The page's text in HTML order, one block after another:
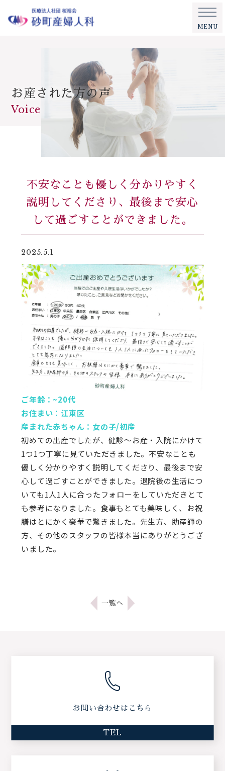
MENU
お産された方の声
Voice
不安なことも優しく分かりやすく
説明してくださり、最後まで安心
して過ごすことができました。
2025.5.1
ご年齢：~20代
お住まい：江東区
産まれた赤ちゃん：女の子/初産
初めての出産でしたが、健診〜お産・入院にかけて
1つ1つ丁寧に見ていただきました。不安なことも
優しく分かりやすく説明してくださり、最後まで安
心して過ごすことができました。退院後の生活につ
いても1人1人に合ったフォローをしていただきとて
も参考になりました。食事もとても美味しく、お祝
膳はとにかく豪華で驚きました。先生方、助産師の
方、その他のスタッフの皆様本当にありがとうござ
いました。
一覧へ
お問い合わせはこちら
TEL